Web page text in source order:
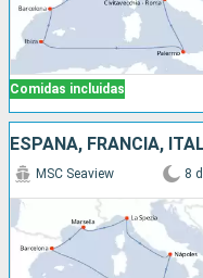
Comidas incluidas
ESPAÑA, FRANCIA,
MSC Seaview 8 d